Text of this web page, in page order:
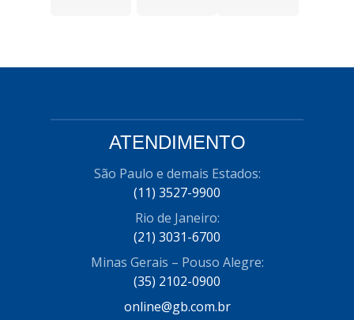
ATENDIMENTO
São Paulo e demais Estados:
(11) 3527-9900
Rio de Janeiro:
(21) 3031-6700
Minas Gerais – Pouso Alegre:
(35) 2102-0900
online@gb.com.br